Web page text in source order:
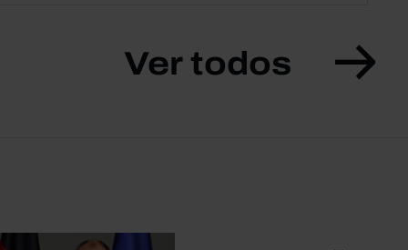
Ver todos